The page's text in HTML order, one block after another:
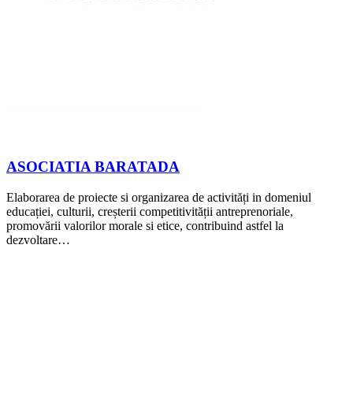
ASOCIATIA BARATADA
Elaborarea de proiecte si organizarea de activități in domeniul
educației, culturii, creșterii competitivității antreprenoriale,
promovării valorilor morale si etice, contribuind astfel la
dezvoltare…